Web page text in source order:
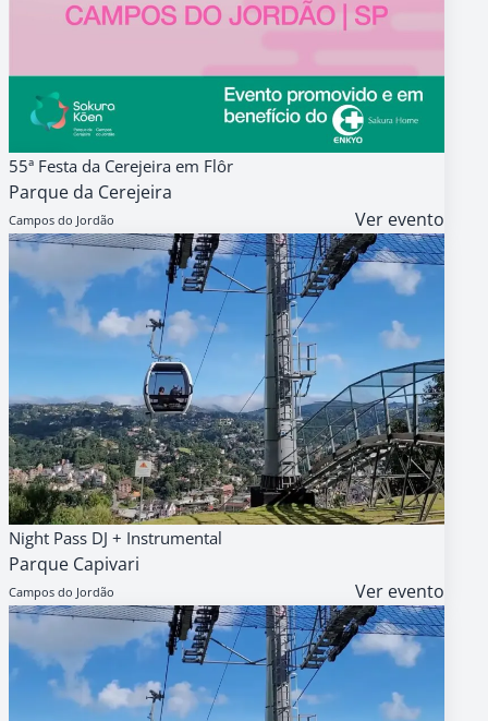
08
9h
GRATUITO
55ª Festa da Cerejeira em Flôr
Parque da Cerejeira
Campos do Jordão Ver evento
08
AGO
18h
AGENDA
GRATUITO
Night Pass DJ + Instrumental
Parque Capivari
Campos do Jordão Ver evento